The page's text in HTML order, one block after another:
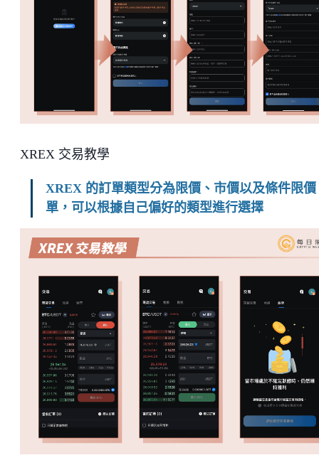
XREX 交易教學
XREX 的訂單類型分為限價、市價以及條件限價
單，可以根據自己偏好的類型進行選擇